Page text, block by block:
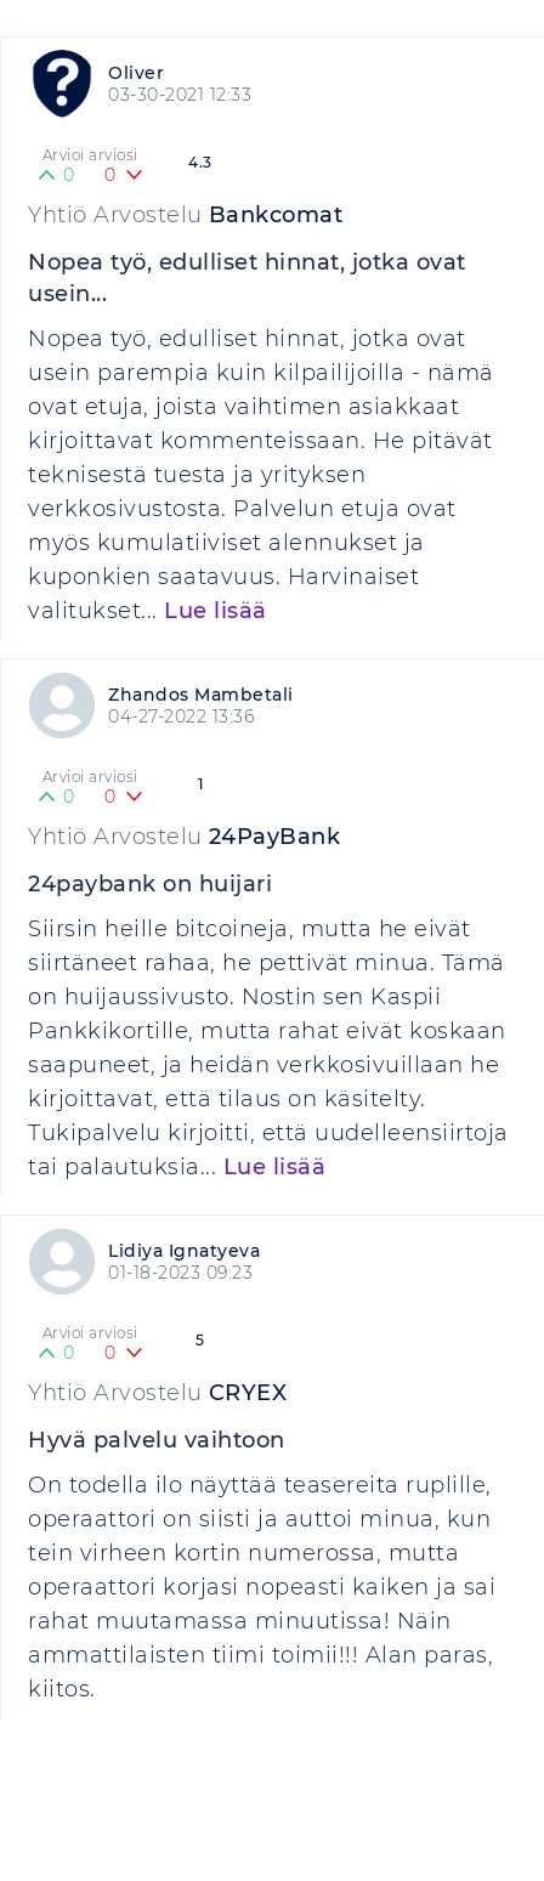
Oliver
03-30-2021 12:33
4.3
Arvioi arviosi
0 0
Yhtiö Arvostelu Bankcomat
Nopea työ, edulliset hinnat, jotka ovat
usein...
Nopea työ, edulliset hinnat, jotka ovat
usein parempia kuin kilpailijoilla - nämä
ovat etuja, joista vaihtimen asiakkaat
kirjoittavat kommenteissaan. He pitävät
teknisestä tuesta ja yrityksen
verkkosivustosta. Palvelun etuja ovat
myös kumulatiiviset alennukset ja
kuponkien saatavuus. Harvinaiset
valitukset... Lue lisää
Zhandos Mambetali
04-27-2022 13:36
1
Arvioi arviosi
0 0
Yhtiö Arvostelu 24PayBank
24paybank on huijari
Siirsin heille bitcoineja, mutta he eivät
siirtäneet rahaa, he pettivät minua. Tämä
on huijaussivusto. Nostin sen Kaspii
Pankkikortille, mutta rahat eivät koskaan
saapuneet, ja heidän verkkosivuillaan he
kirjoittavat, että tilaus on käsitelty.
Tukipalvelu kirjoitti, että uudelleensiirtoja
tai palautuksia... Lue lisää
Lidiya Ignatyeva
01-18-2023 09:23
5
Arvioi arviosi
0 0
Yhtiö Arvostelu CRYEX
Hyvä palvelu vaihtoon
On todella ilo näyttää teasereita ruplille,
operaattori on siisti ja auttoi minua, kun
tein virheen kortin numerossa, mutta
operaattori korjasi nopeasti kaiken ja sai
rahat muutamassa minuutissa! Näin
ammattilaisten tiimi toimii!!! Alan paras,
kiitos.